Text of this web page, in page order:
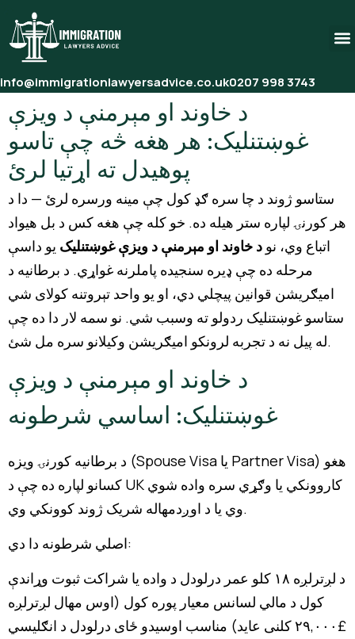
info@immigrationlawyersadvice.co.uk0207 998 3743
د خاوند او مېرمنې د ویزې
غوښتنلیک: هر هغه څه چې تاسو
پوهیدل ته اړتیا لرئ
ستاسو ژوند د چا سره ګډ کول چې مینه ورسره لرئ — دا د
هر کورنۍ لپاره ستر هیله ده. خو کله چې هغه کس د بل هیواد
اتباع وي، نو د خاوند او مېرمنې د ویزې غوښتنلیک یو داسې
مرحله ده چې ډیره سنجیده پاملرنه غواړي. د برطانیه د
امیګریشن قوانین پیچلي دي، او یو واحد تېروتنه کولای شي
ستاسو غوښتنلیک ردولو ته وسبب شي. نو سمه لار دا ده چې
له پیل نه د تجربه لرونکو امیګریشن وکیلانو سره مل شئ.
د خاوند او مېرمنې د ویزې
غوښتنلیک: اساسي شرطونه
د برطانیه کورنۍ ویزه (Spouse Visa یا Partner Visa) هغو
کسانو لپاره ده چې د UK کاروونکي یا وګړي سره واده شوي
وي یا د اوږدمهاله شریک ژوند کوونکي وي.
اصلي شرطونه دا دي:
د لږترلږه ۱۸ کلو عمر درلودل د واده یا شراکت ثبوت وړاندې
کول د مالي لسانس معیار پوره کول (اوس مهال لږترلږه
£۲۹,۰۰۰ کلنی عاید) مناسب اوسیدو ځای درلودل د انګلیسي